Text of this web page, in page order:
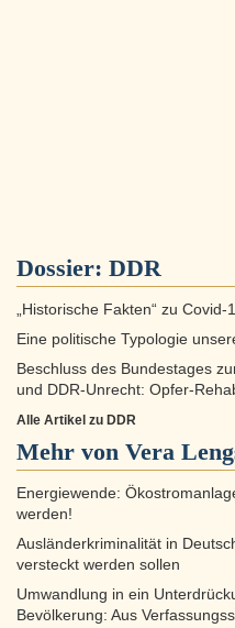
Dossier: DDR
„Historische Fakten“ zu
Eine politische Typologie
Beschluss des Bundestages
und DDR-Unrecht: Opfer-
Alle Artikel zu DDR
Mehr von Vera
Energiewende:
werden!
Ausländerkriminalität in
versteckt werden sollen
Umwandlung in ein
Bevölkerung: Aus